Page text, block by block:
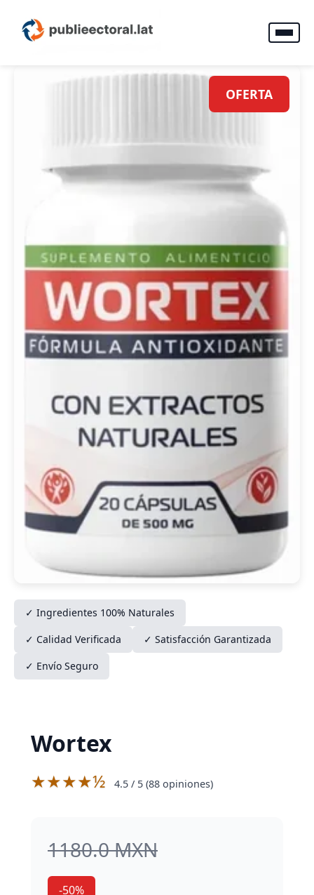
OFERTA
✓ Ingredientes 100% Naturales
✓ Calidad Verificada
✓ Satisfacción Garantizada
✓ Envío Seguro
Wortex
★★★★½ 4.5 / 5 (88 opiniones)
1180.0 MXN
-50%